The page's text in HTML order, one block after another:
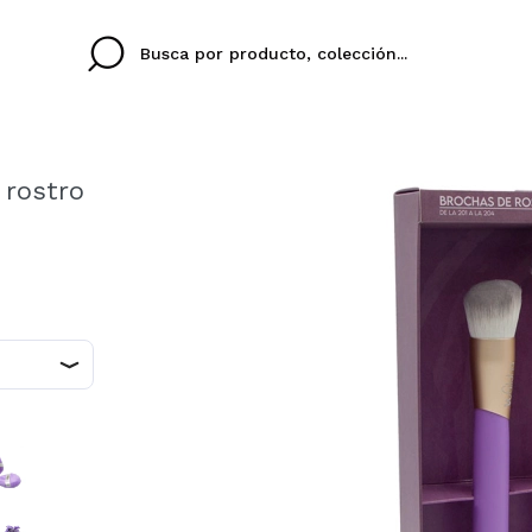
No tengo cuenta
Al crear una cuenta
rápidamente, revisar
anteriores.
IDIOMA ENGLISH
rostro
Ines
colori